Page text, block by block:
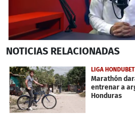
seconds
7
minutes,
45
seconds
NOTICIAS RELACIONADAS
LIGA HONDUBET
Marathón
entrenar a
Honduras